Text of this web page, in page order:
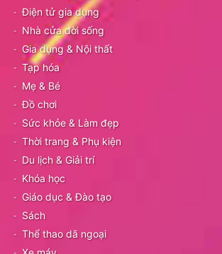
Điện tử gia dụng
Nhà cửa đời sống
Gia dụng & Nội thất
Tạp hóa
Mẹ & Bé
Đồ chơi
Sức khỏe & Làm đẹp
Thời trang & Phụ kiện
Du lịch & Giải trí
Khóa học
Giáo dục & Đào tạo
Sách
Thể thao dã ngoại